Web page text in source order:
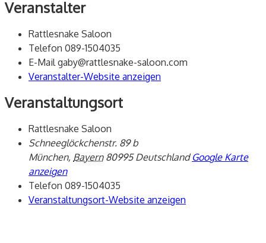
Veranstalter
Rattlesnake Saloon
Telefon 089-1504035
E-Mailgaby@rattlesnake-saloon.com
Veranstalter-Website anzeigen
Veranstaltungsort
Rattlesnake Saloon
Schneeglöckchenstr. 89 b
München, Bayern 80995 Deutschland Google Karte
anzeigen
Telefon 089-1504035
Veranstaltungsort-Website anzeigen